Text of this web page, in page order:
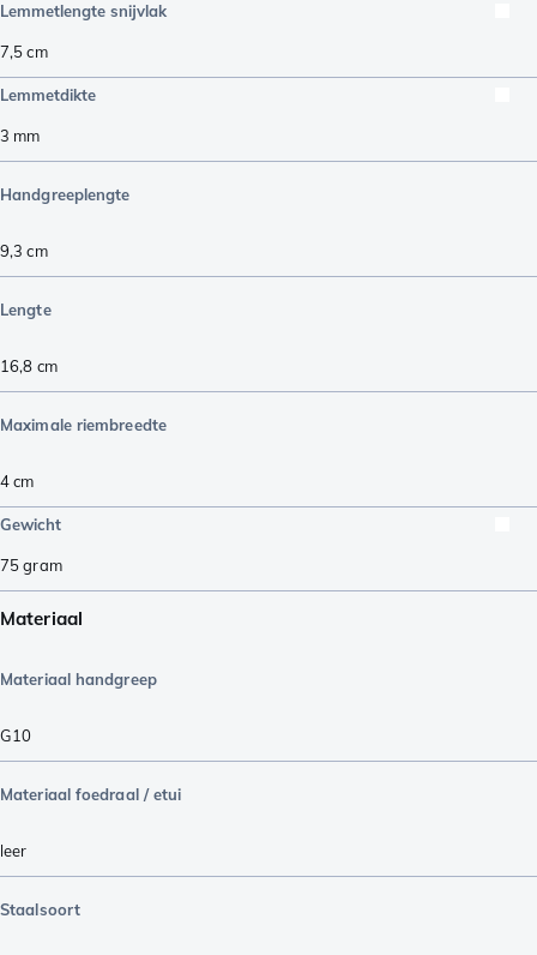
Lemmetlengte snijvlak
7,5cm
Lemmetdikte
3 mm
Handgreeplengte
9,3 cm
Lengte
16,8 cm
Maximale riembreedte
4cm
Gewicht
75gram
Materiaal
Materiaal handgreep
G10
Materiaal foedraal / etui
leer
Staalsoort